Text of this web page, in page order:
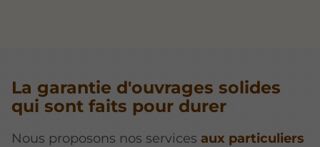
La garantie d'ouvrages solides
qui sont faits pour durer
Nous proposons nos services aux particuliers